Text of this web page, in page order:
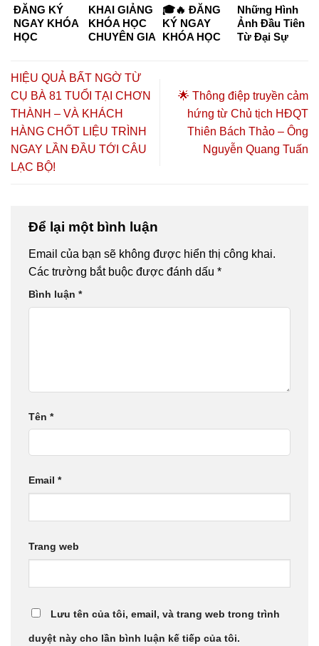
ĐĂNG KÝ
NGAY KHÓA
HỌC
SINH KHÓA
K6 & K7
KHAI GIẢNG
KHÓA HỌC
CHUYÊN GIA
CHĂM SÓC
SỨC KHỎE
CHỦ ĐỘNG
2026 TẠI TP.
HỒ CHÍ
MINH – CƠ
🎓🔥 ĐĂNG
KÝ NGAY
KHÓA HỌC
CHĂM SÓC
SỨC KHỎE
CHỦ ĐỘNG
2026 🔥🎓
Những Hình
Ảnh Đầu Tiên
Từ Đại Sự
Thịnh
Vượng”
HIỆU QUẢ BẤT NGỜ TỪ
CỤ BÀ 81 TUỔI TẠI CHƠN
THÀNH – VÀ KHÁCH
HÀNG CHỐT LIỆU TRÌNH
NGAY LẦN ĐẦU TỚI CÂU
LẠC BỘ!
🌟 Thông điệp truyền cảm
hứng từ Chủ tịch HĐQT
Thiên Bách Thảo – Ông
Nguyễn Quang Tuấn
Để lại một bình luận
Email của bạn sẽ không được hiển thị công khai.
Các trường bắt buộc được đánh dấu *
Bình luận *
Tên *
Email *
Trang web
Lưu tên của tôi, email, và trang web trong trình
duyệt này cho lần bình luận kế tiếp của tôi.